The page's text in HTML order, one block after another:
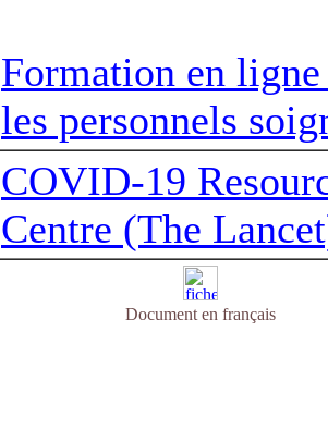
Formation en
les personnels
COVID-19
Centre (The
Document en français